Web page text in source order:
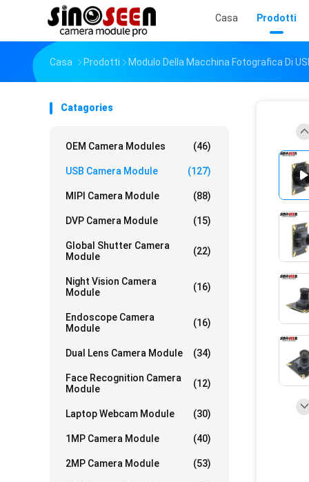
Casa Prodotti
Casa Prodotti Modulo Della Macchina Fotografica Di
Catagories
OEM Camera Modules (46)
USB Camera Module (127)
MIPI Camera Module (88)
DVP Camera Module (15)
Global Shutter Camera
Module
(22)
Night Vision Camera
Module
(16)
Endoscope Camera
Module
(16)
Dual Lens Camera Module (34)
Face Recognition Camera
Module
(12)
Laptop Webcam Module (30)
1MP Camera Module (40)
2MP Camera Module (53)